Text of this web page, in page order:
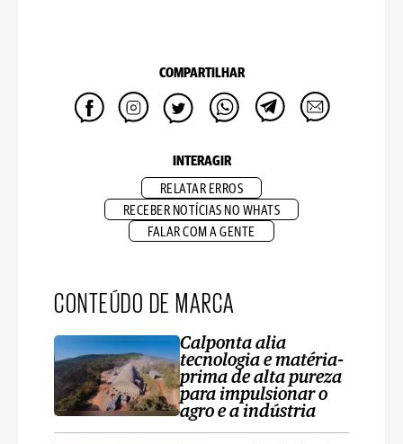
COMPARTILHAR
INTERAGIR
RELATAR ERROS
RECEBER NOTÍCIAS NO WHATS
FALAR COM A GENTE
CONTEÚDO DE MARCA
Calponta alia
tecnologia e matéria-
prima de alta pureza
para impulsionar o
agro e a indústria